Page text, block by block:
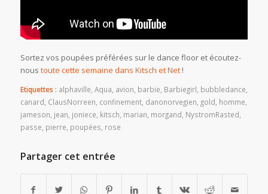
Sortez vos poupées préférées sur le dance floor et écoutez-
nous toute cette semaine dans Kitsch et Net!
Etiquettes : alphaville, Aqua, avion, barbie, Barbiegirl, bubbledance,
canard, ClausNorreen, confinement, danonorvegien, gold, homme,
jameson, jean, joniece, kitsch, marian, morgand, NystromRasted,
passe, pierre, poupées, rose
Partager cet entrée